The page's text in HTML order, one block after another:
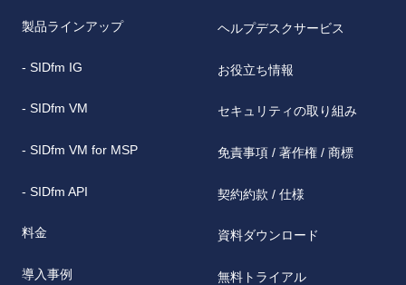
製品ラインアップ
- SIDfm IG
- SIDfm VM
- SIDfm VM for MSP
- SIDfm API
料金
導入事例
ヘルプデスクサービス
お役立ち情報
セキュリティの取り組み
免責事項 / 著作権 / 商標
契約約款 / 仕様
資料ダウンロード
無料トライアル